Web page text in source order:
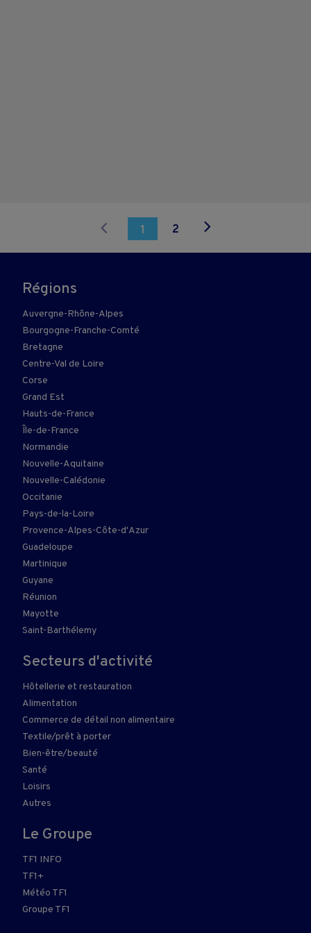
1 2
Régions
Auvergne-Rhône-Alpes
Bourgogne-Franche-Comté
Bretagne
Centre-Val de Loire
Corse
Grand Est
Hauts-de-France
Île-de-France
Normandie
Nouvelle-Aquitaine
Nouvelle-Calédonie
Occitanie
Pays-de-la-Loire
Provence-Alpes-Côte-d'Azur
Guadeloupe
Martinique
Guyane
Réunion
Mayotte
Saint-Barthélemy
Secteurs d'activité
Hôtellerie et restauration
Alimentation
Commerce de détail non alimentaire
Textile/prêt à porter
Bien-être/beauté
Santé
Loisirs
Autres
Le Groupe
TF1 INFO
TF1+
Météo TF1
Groupe TF1